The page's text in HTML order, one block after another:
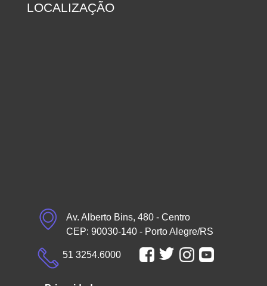
LOCALIZAÇÃO
Av. Alberto Bins, 480 - Centro
CEP: 90030-140 - Porto Alegre/RS
51 3254.6000